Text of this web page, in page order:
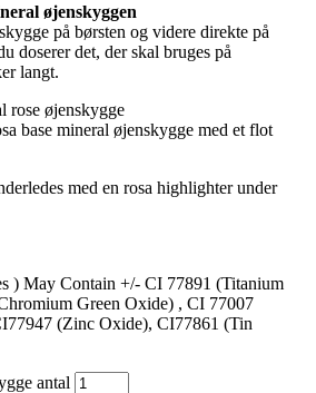
øjenskyggen
på børsten og videre direkte på
doserer det, der skal bruges på
langt.
rose øjenskygge
base mineral øjenskygge med et flot
med en rosa highlighter under
) May Contain +/- CI 77891 (Titanium
Green Oxide) , CI 77007
(Zinc Oxide), CI77861 (Tin
antal